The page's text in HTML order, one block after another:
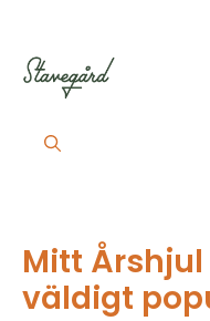
innehåll
Mitt Årshjul
väldigt